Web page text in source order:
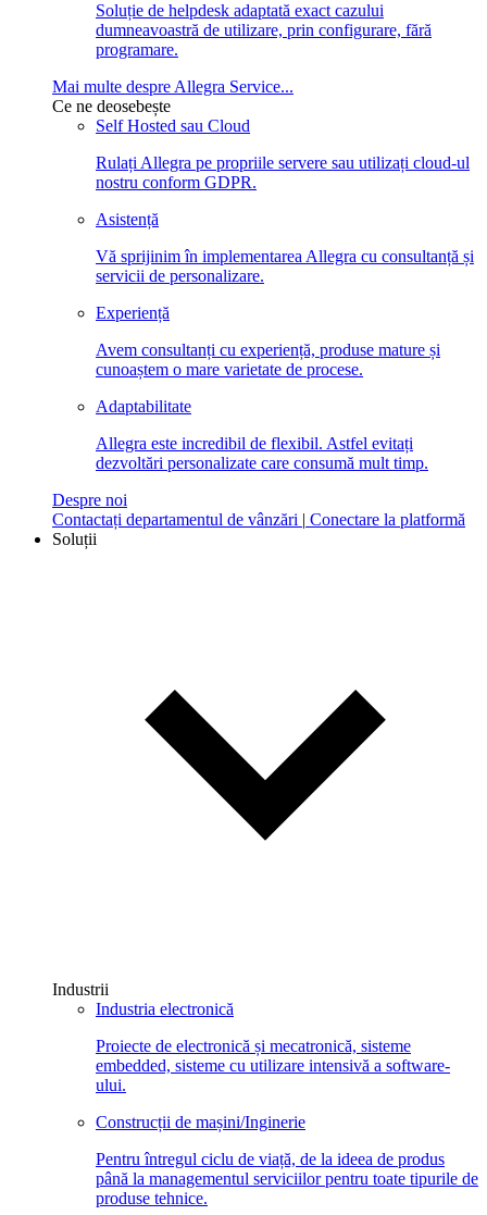
Soluție de helpdesk adaptată exact cazului
dumneavoastră de utilizare, prin configurare, fără
programare.
Mai multe despre Allegra Service...
Ce ne deosebește
Self Hosted sau Cloud
Rulați Allegra pe propriile servere sau utilizați cloud-ul
nostru conform GDPR.
Asistență
Vă sprijinim în implementarea Allegra cu consultanță și
servicii de personalizare.
Experiență
Avem consultanți cu experiență, produse mature și
cunoaștem o mare varietate de procese.
Adaptabilitate
Allegra este incredibil de flexibil. Astfel evitați
dezvoltări personalizate care consumă mult timp.
Despre noi
Contactați departamentul de vânzări | Conectare la platformă
Soluții
Industrii
Industria electronică
Proiecte de electronică și mecatronică, sisteme
embedded, sisteme cu utilizare intensivă a software-
ului.
Construcții de mașini/Inginerie
Pentru întregul ciclu de viață, de la ideea de produs
până la managementul serviciilor pentru toate tipurile de
produse tehnice.